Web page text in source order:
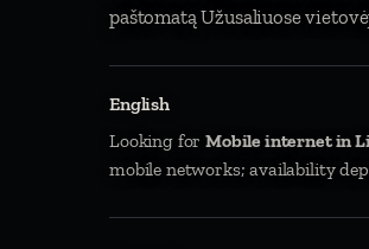
paštomatą Užusaliuose
English
Looking forMobile internet in
mobile networks; availability